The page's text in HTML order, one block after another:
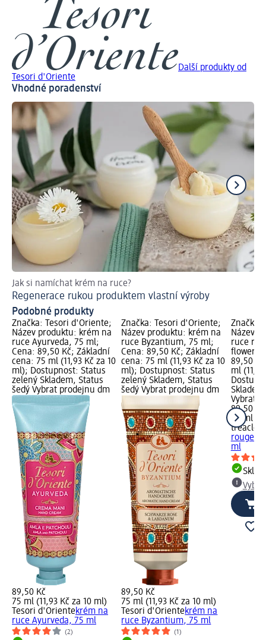
Další produkty od
Tesori d'Oriente
Vhodné poradenství
Jak si namíchat krém na ruce?
Regenerace rukou produktem vlastní výroby
Podobné produkty
Značka: Tesori d'Oriente;
Název produktu: krém na
ruce Ayurveda, 75 ml;
Cena: 89,50 Kč; Základní
cena: 75 ml (11,93 Kč za 10
ml); Dostupnost: Status
zelený Skladem, Status
šedý Vybrat prodejnu dm
89,50 Kč
75 ml (11,93 Kč za 10 ml)
Tesori d'Orientekrém na
ruce Ayurveda, 75 ml
(2)
Značka: Tesori d'Oriente;
Název produktu: krém na
ruce Byzantium, 75 ml;
Cena: 89,50 Kč; Základní
cena: 75 ml (11,93 Kč za 10
ml); Dostupnost: Status
zelený Skladem, Status
šedý Vybrat prodejnu dm
89,50 Kč
75 ml (11,93 Kč za 10 ml)
Tesori d'Orientekrém na
ruce Byzantium, 75 ml
(1)
Značka:
Název
ruce
flower,
89,50
ml
Vybrat
89,50 Kč
75 ml
rouge
ml